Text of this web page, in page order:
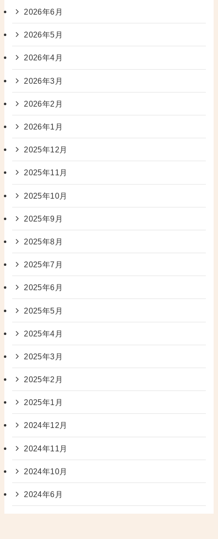
2026年6月
2026年5月
2026年4月
2026年3月
2026年2月
2026年1月
2025年12月
2025年11月
2025年10月
2025年9月
2025年8月
2025年7月
2025年6月
2025年5月
2025年4月
2025年3月
2025年2月
2025年1月
2024年12月
2024年11月
2024年10月
2024年6月